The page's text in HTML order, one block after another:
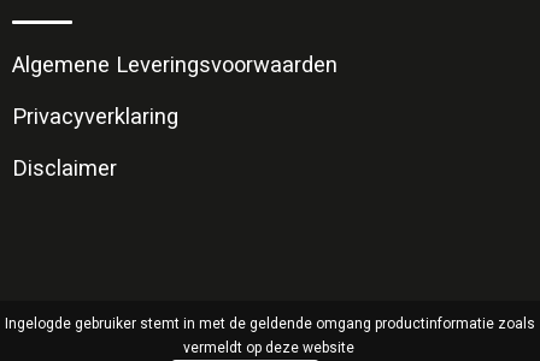
Algemene Leveringsvoorwaarden
Privacyverklaring
Disclaimer
Ingelogde gebruiker stemt in met de geldende omgang productinformatie zoals
vermeldt op deze website